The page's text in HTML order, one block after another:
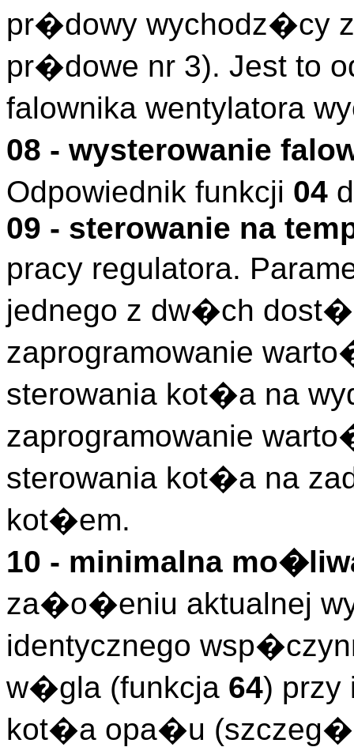
pr�dowy wychodz�cy
pr�dowe nr 3). Jest to
falownika wentylatora
08 - wysterowanie
Odpowiednik funkcji 04
09 - sterowanie na
pracy regulatora.
jednego z dw�ch
zaprogramowanie
sterowania kot�a na
zaprogramowanie
sterowania kot�a na
kot�em.
10 - minimalna
za�o�eniu aktualnej
identycznego
w�gla (funkcja 64) przy
kot�a opa�u